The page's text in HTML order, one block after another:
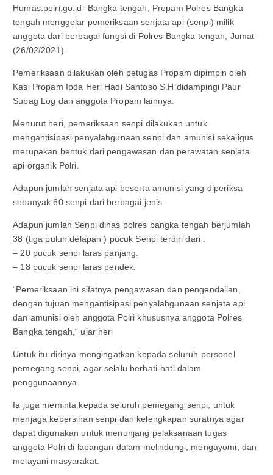
Humas.polri.go.id- Bangka tengah, Propam Polres Bangka
tengah menggelar pemeriksaan senjata api (senpi) milik
anggota dari berbagai fungsi di Polres Bangka tengah, Jumat
(26/02/2021).
Pemeriksaan dilakukan oleh petugas Propam dipimpin oleh
Kasi Propam Ipda Heri Hadi Santoso S.H didampingi Paur
Subag Log dan anggota Propam lainnya.
Menurut heri, pemeriksaan senpi dilakukan untuk
mengantisipasi penyalahgunaan senpi dan amunisi sekaligus
merupakan bentuk dari pengawasan dan perawatan senjata
api organik Polri.
Adapun jumlah senjata api beserta amunisi yang diperiksa
sebanyak 60 senpi dari berbagai jenis.
Adapun jumlah Senpi dinas polres bangka tengah berjumlah
38 (tiga puluh delapan ) pucuk Senpi terdiri dari :
– 20 pucuk senpi laras panjang.
– 18 pucuk senpi laras pendek.
“Pemeriksaan ini sifatnya pengawasan dan pengendalian,
dengan tujuan mengantisipasi penyalahgunaan senjata api
dan amunisi oleh anggota Polri khususnya anggota Polres
Bangka tengah,“ ujar heri
Untuk itu dirinya mengingatkan kepada seluruh personel
pemegang senpi, agar selalu berhati-hati dalam
penggunaannya.
Ia juga meminta kepada seluruh pemegang senpi, untuk
menjaga kebersihan senpi dan kelengkapan suratnya agar
dapat digunakan untuk menunjang pelaksanaan tugas
anggota Polri di lapangan dalam melindungi, mengayomi, dan
melayani masyarakat.